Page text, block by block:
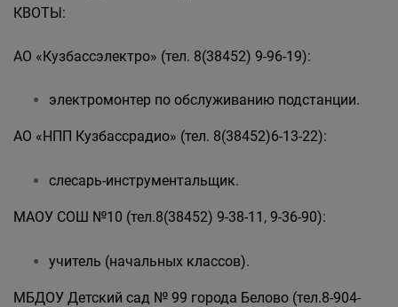
КВОТЫ:
АО «Кузбассэлектро» (тел. 8(38452) 9-96-19):
электромонтер по обслуживанию подстанции.
АО «НПП Кузбассрадио» (тел. 8(38452)6-13-22):
слесарь-инструментальщик.
МАОУ СОШ №10 (тел.8(38452) 9-38-11, 9-36-90):
учитель (начальных классов).
МБДОУ Детский сад № 99 города Белово (тел.8-904-